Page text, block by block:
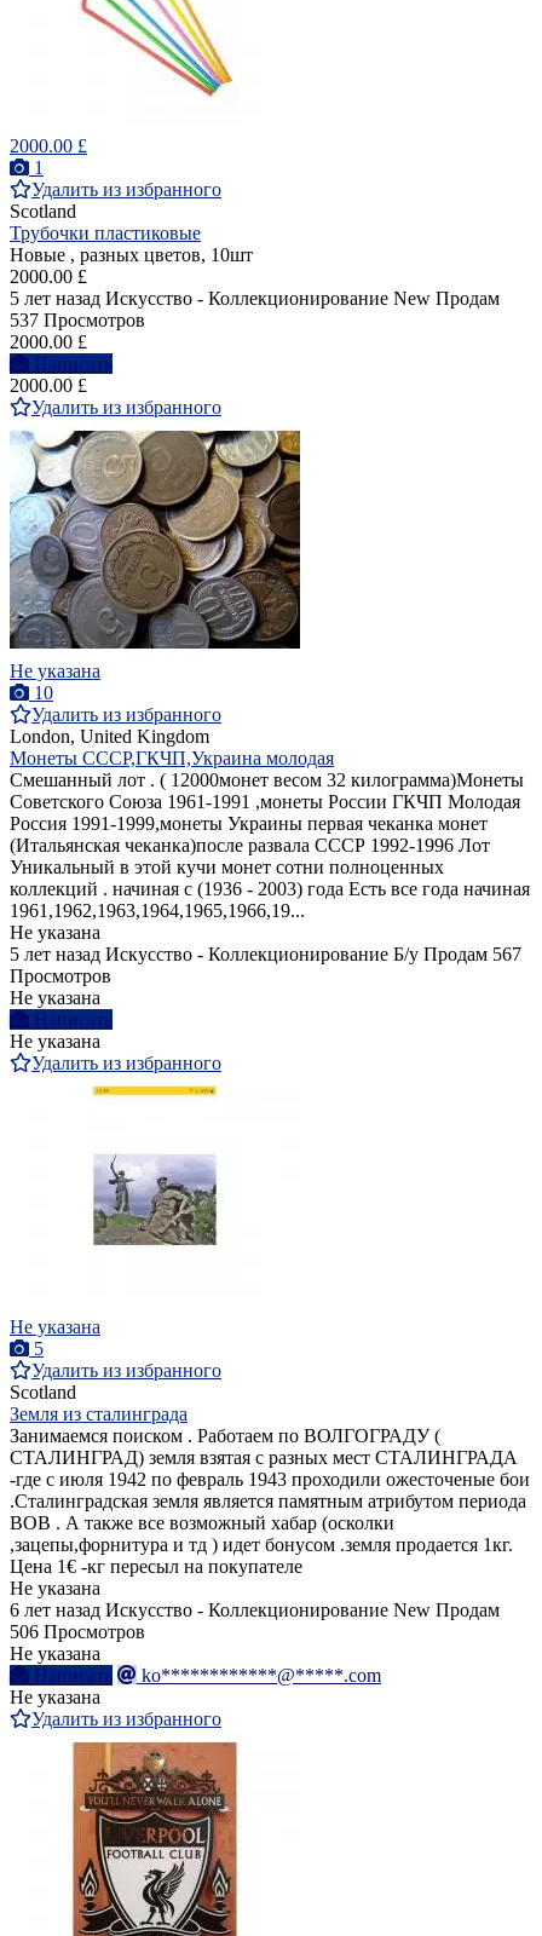
2000.00 £
1
Удалить из избранного
Scotland
Трубочки пластиковые
Новые , разных цветов, 10шт
2000.00 £
5 лет назад Искусство - Коллекционирование New Продам
537 Просмотров
2000.00 £
Написать
2000.00 £
Удалить из избранного
Не указана
10
Удалить из избранного
London, United Kingdom
Монеты СССР,ГКЧП,Украина молодая
Смешанный лот . ( 12000монет весом 32 килограмма)Монеты
Советского Союза 1961-1991 ,монеты России ГКЧП Молодая
Россия 1991-1999,монеты Украины первая чеканка монет
(Итальянская чеканка)после развала СССР 1992-1996 Лот
Уникальный в этой кучи монет сотни полноценных
коллекций . начиная с (1936 - 2003) года Есть все года начиная
1961,1962,1963,1964,1965,1966,19...
Не указана
5 лет назад Искусство - Коллекционирование Б/у Продам 567
Просмотров
Не указана
Написать
Не указана
Удалить из избранного
Не указана
5
Удалить из избранного
Scotland
Земля из сталинграда
Занимаемся поиском . Работаем по ВОЛГОГРАДУ (
СТАЛИНГРАД) земля взятая с разных мест СТАЛИНГРАДА
-где с июля 1942 по февраль 1943 проходили ожесточеные бои
.Сталинградская земля является памятным атрибутом периода
ВОВ . А также все возможный хабар (осколки
,зацепы,форнитура и тд ) идет бонусом .земля продается 1кг.
Цена 1€ -кг пересыл на покупателе
Не указана
6 лет назад Искусство - Коллекционирование New Продам
506 Просмотров
Не указана
Написать
ko************@*****.com
Не указана
Удалить из избранного